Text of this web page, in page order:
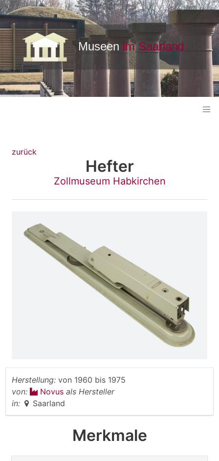
zurück
Hefter
Zollmuseum Habkirchen
Herstellung: von 1960 bis 1975
von:
Novus als Hersteller
in:
Saarland
Merkmale